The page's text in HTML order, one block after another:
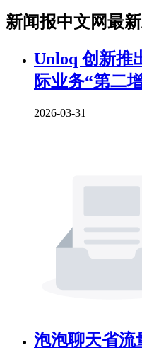
新闻报中文网最
Unloq 创新推
际业务“第二
2026-03-31
泡泡聊天省流